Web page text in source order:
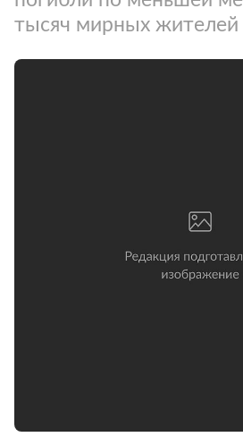
тысяч мирных жителей